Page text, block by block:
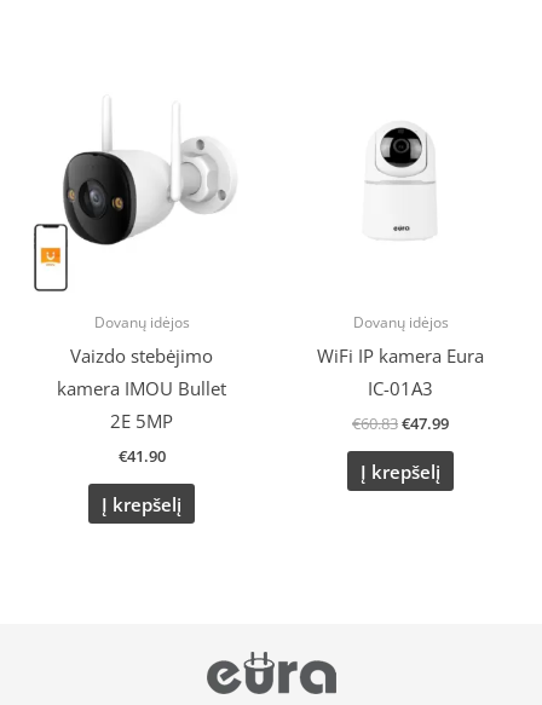
Dovanų idėjos
Vaizdo stebėjimo
kamera IMOU Bullet
2E 5MP
€41.90
Į krepšelį
Dovanų idėjos
WiFi IP kamera Eura
IC-01A3
€60.83
€60.83.
€47.99
Į krepšelį